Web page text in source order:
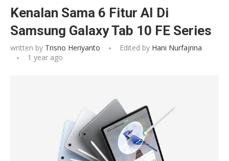
Kenalan Sama 6 Fitur AI Di
Samsung Galaxy Tab 10 FE Series
written by Trisno Heriyanto Edited by Hani Nurfajrina
1 year ago